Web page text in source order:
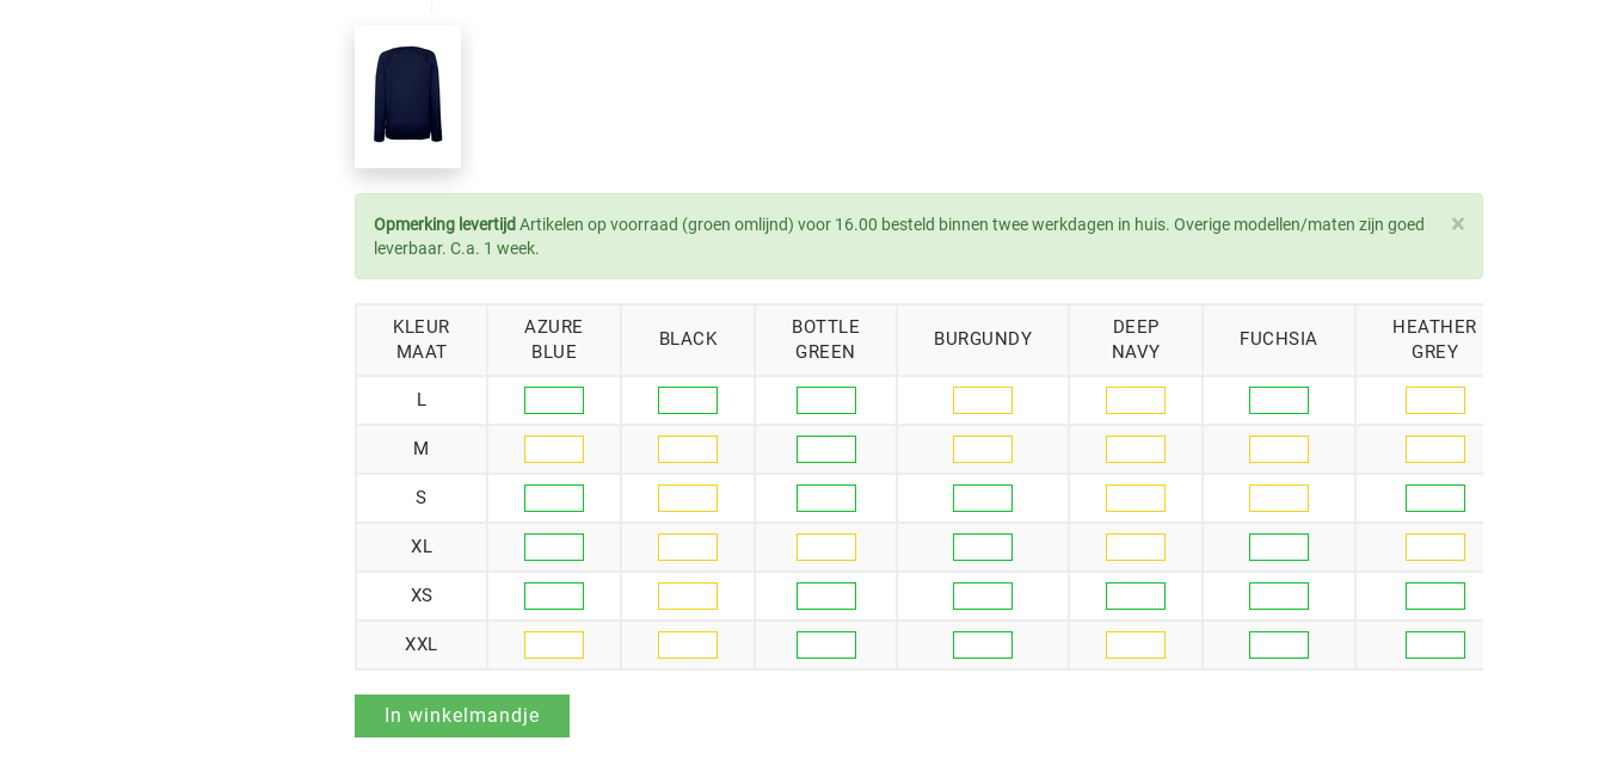
×
Opmerking levertijd Artikelen op voorraad (groen omlijnd) voor 16.00 besteld binnen twee werkdagen in huis. Overige modellen/maten zijn goed
leverbaar. C.a. 1 week.
KLEUR
MAAT
AZURE
BLUE
BLACK
BOTTLE
GREEN
BURGUNDY
DEEP
NAVY
FUCHSIA
HEATHER
GREY
L
M
S
XL
XS
XXL